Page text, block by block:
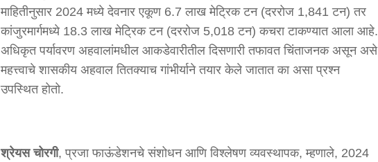
माहितीनुसार 2024 मध्ये देवनार एकूण 6.7 लाख मेट्रिक टन (दररोज 1,841 टन) तर
कांजुरमार्गमध्ये 18.3 लाख मेट्रिक टन (दररोज 5,018 टन) कचरा टाकण्यात आला आहे.
अधिकृत पर्यावरण अहवालांमधील आकडेवारीतील दिसणारी तफावत चिंताजनक असून असे
महत्त्वाचे शासकीय अहवाल तितक्याच गांभीर्याने तयार केले जातात का असा प्रश्न
उपस्थित होतो.
श्रेयस चोरगी, प्रजा फाऊंडेशनचे संशोधन आणि विश्लेषण व्यवस्थापक, म्हणाले, 2024